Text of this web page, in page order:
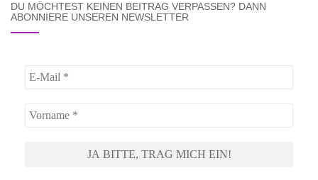
DU MÖCHTEST KEINEN BEITRAG VERPASSEN? DANN
ABONNIERE UNSEREN NEWSLETTER